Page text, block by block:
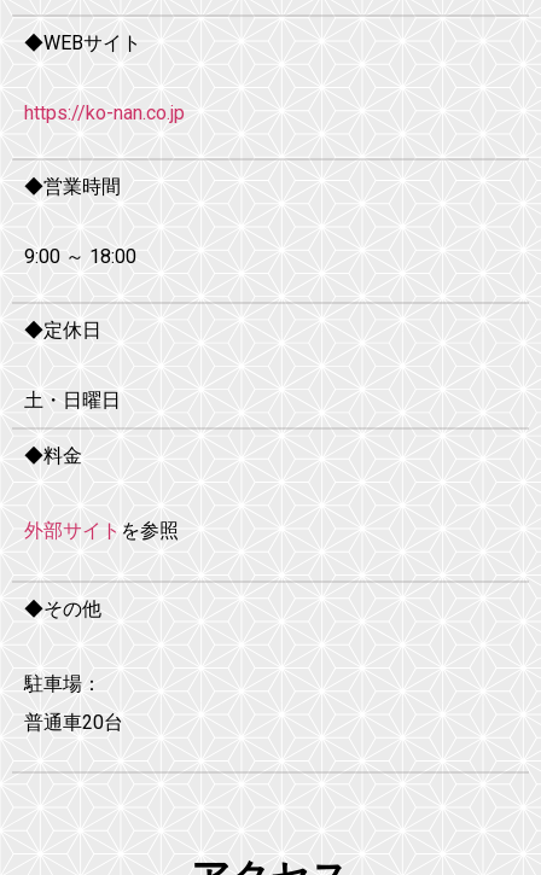
◆WEBサイト
https://ko-nan.co.jp
◆営業時間
9:00 ～ 18:00
◆定休日
土・日曜日
◆料金
外部サイト を参照
◆その他
駐車場：
普通車20台